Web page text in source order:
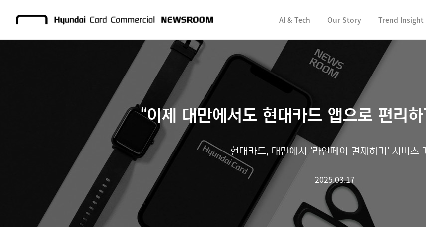
AI & Tech Our Story Trend Insight
“이제 대만에서도 현대카드 앱으로 편리
- 현대카드, 대만에서 '라인페이 결제하기' 서비스
2025.03.17